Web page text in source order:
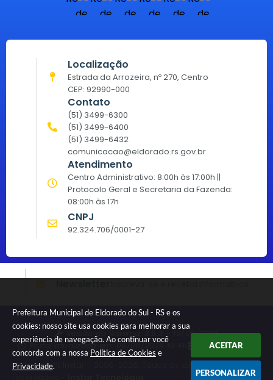
Prefeitura Municipal de Eldorado do Sul - RS e os
cookies: nosso site usa cookies para melhorar a sua
experiência de navegação. Ao continuar você
concorda com a nossa Política de Cookies e
Privacidade.
ACEITAR
PERSONALIZAR
Localização
Estrada da Arrozeira, nº 270, Centro
CEP: 92990-000
Contato
(51) 3499-6300
(51) 3499-6400
(51) 3499-6432
comunicacao@eldorado.rs.gov.br
Atendimento
Centro Administrativo: 8:00h às 17:00h ||
Protocolo Geral e Secretaria da Fazenda:
08:00h às 17h
CNPJ
92.324.706/0001-27
Versão do Sistema:
3.5.3 - 19/06/2026
Portal atualizado em: 06/08/2026 16:45 Dados Abertos
© Copyright Instar - 2006-2026. Todos os direitos